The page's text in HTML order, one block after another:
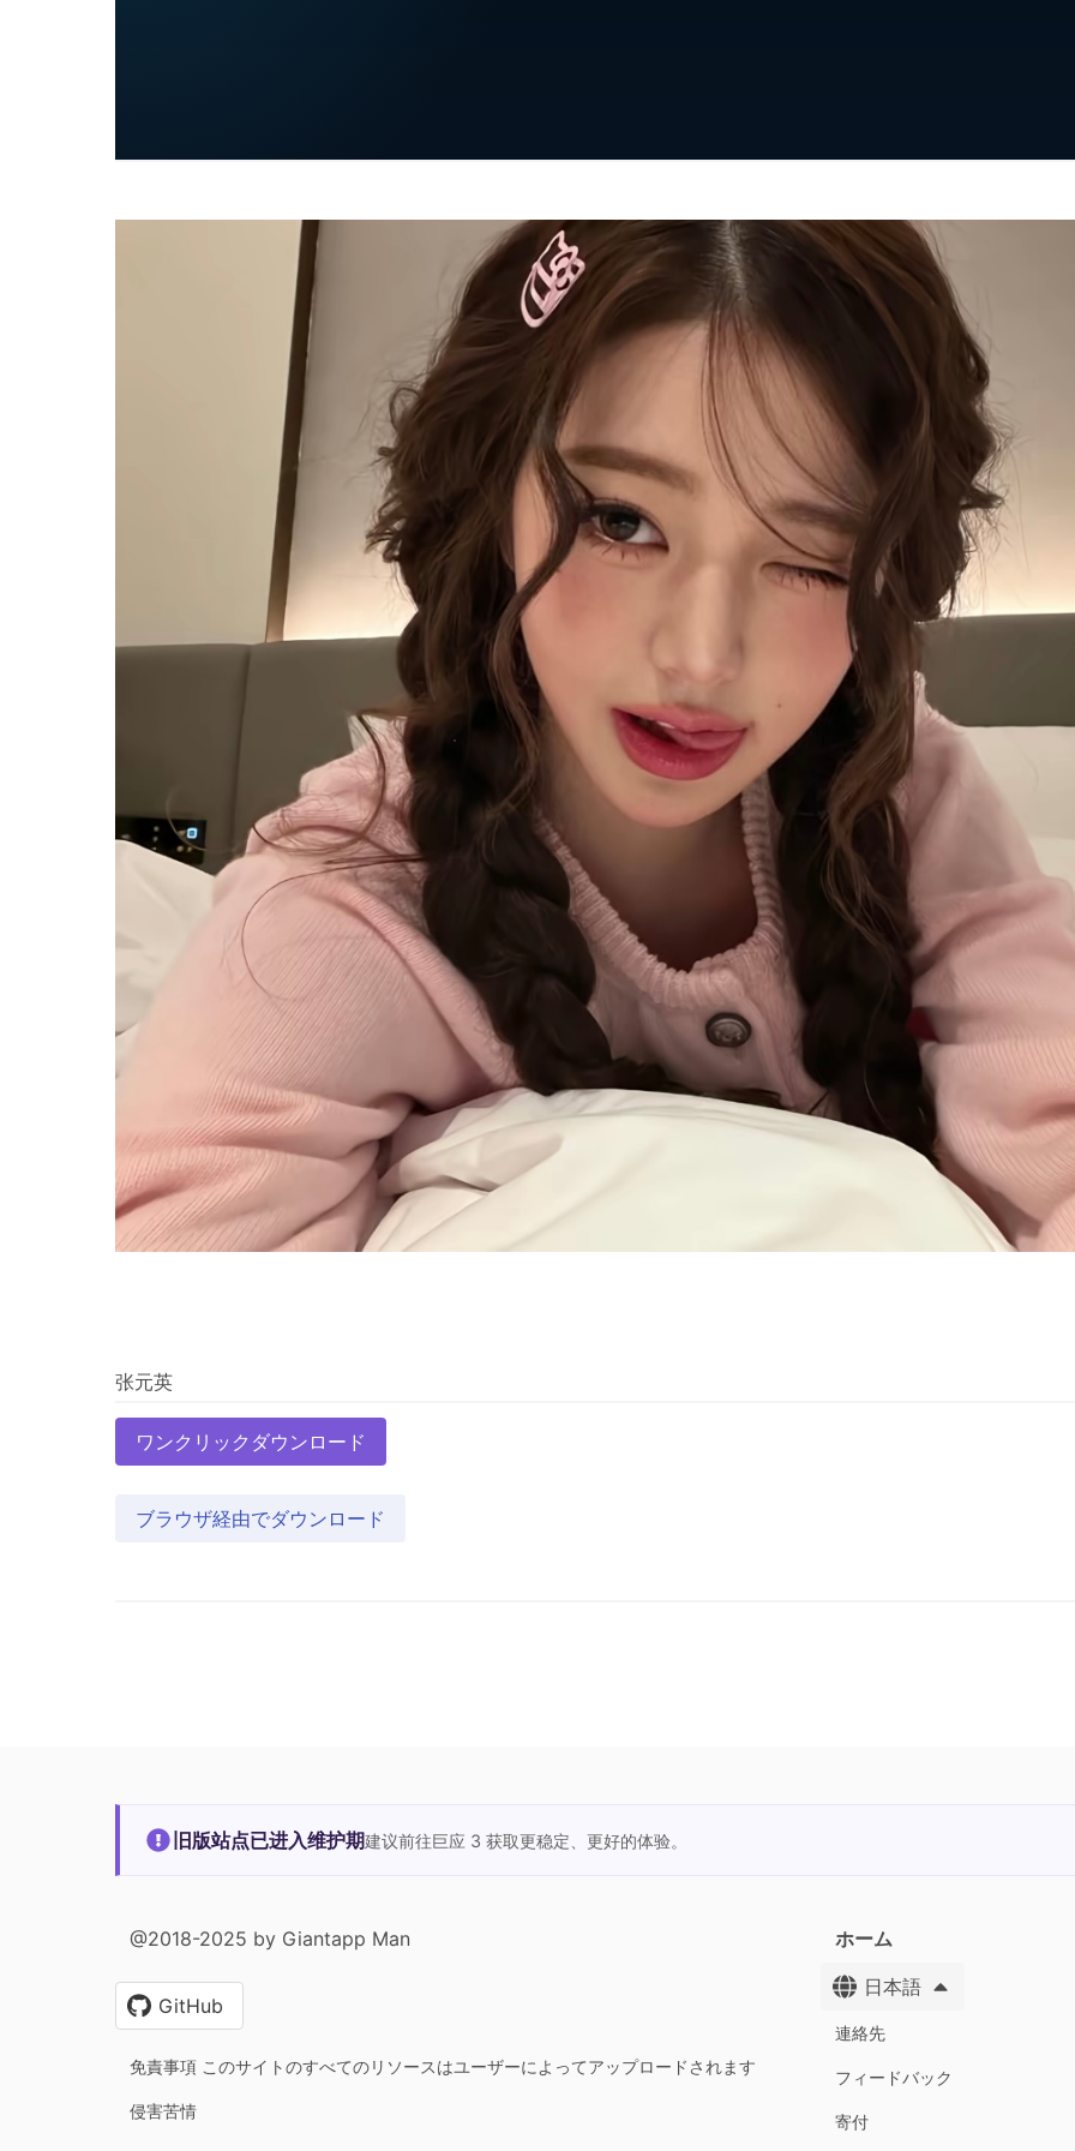
ワンクリックダウンロード
ブラウザ経由でダウンロード
旧版站点已进入维护期建议前往巨应 3 获取更稳定、更好的体验。
@2018-2025 by Giantapp Man
GitHub
免責事項 このサイトのすべてのリソースはユーザーによってアップロードされます
侵害苦情
ホーム
日本語
連絡先
フィードバック
寄付